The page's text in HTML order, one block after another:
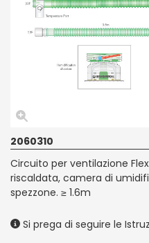
2060310
Circuito per ventilazione
riscaldata, camera di
spezzone. ≥ 1.6m
Si prega di seguire le